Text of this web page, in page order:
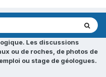
Les discussions
ou de roches, de photos de
ou stage de géologues.